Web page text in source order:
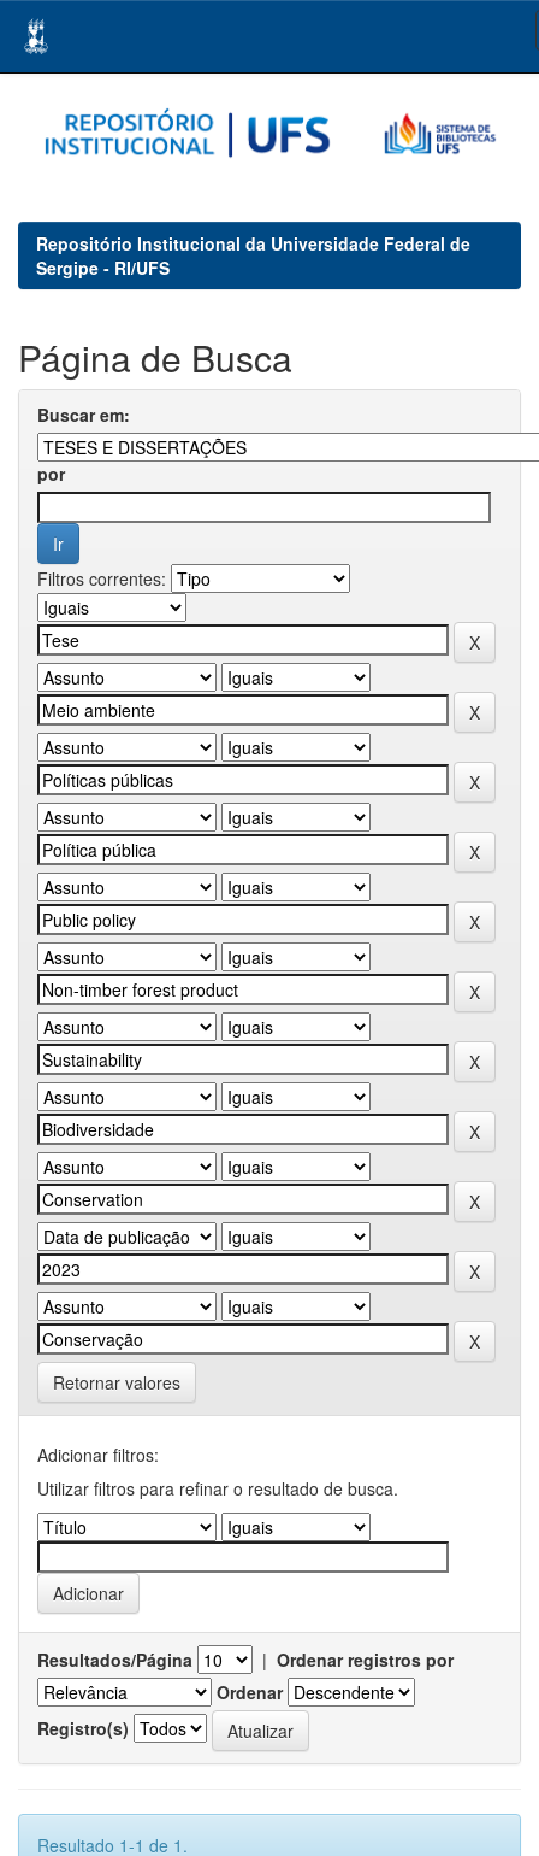
navigation
Repositório Institucional da Universidade Federal de
Sergipe - RI/UFS
Página de Busca
Buscar em:
por
Filtros correntes:
Retornar valores
Adicionar filtros:
Utilizar filtros para refinar o resultado de busca.
Resultados/Página | Ordenar registros por
Ordenar
Registro(s)
Resultado 1-1 de 1.